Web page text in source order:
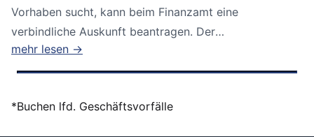
Vorhaben sucht, kann beim Finanzamt eine
verbindliche Auskunft beantragen. Der
Bundesfinanzhof...
mehr lesen →
*Buchen lfd. Geschäftsvorfälle